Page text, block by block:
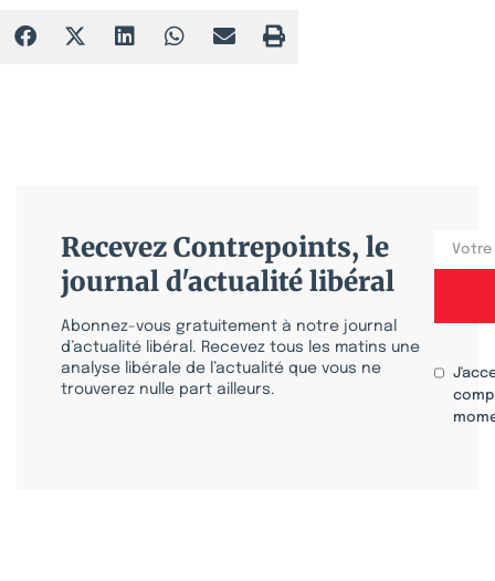
Recevez Contrepoints, le
journal d'actualité libéral
Abonnez-vous gratuitement à notre journal
d’actualité libéral. Recevez tous les matins une
analyse libérale de l’actualité que vous ne
trouverez nulle part ailleurs.